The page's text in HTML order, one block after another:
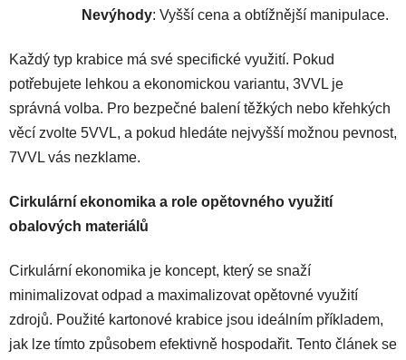
Nevýhody: Vyšší cena a obtížnější manipulace.
Každý typ krabice má své specifické využití. Pokud
potřebujete lehkou a ekonomickou variantu, 3VVL je
správná volba. Pro bezpečné balení těžkých nebo křehkých
věcí zvolte 5VVL, a pokud hledáte nejvyšší možnou pevnost,
7VVL vás nezklame.
Cirkulární ekonomika a role opětovného využití
obalových materiálů
Cirkulární ekonomika je koncept, který se snaží
minimalizovat odpad a maximalizovat opětovné využití
zdrojů. Použité kartonové krabice jsou ideálním příkladem,
jak lze tímto způsobem efektivně hospodařit. Tento článek se